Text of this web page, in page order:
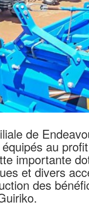
de
au
importante
et divers
des